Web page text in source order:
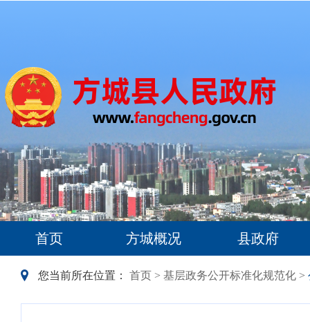
首页 方城概况 县政府
您当前所在位置： 首页 > 基层政务公开标准化规范化 >